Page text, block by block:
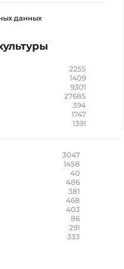
данных
2255
1409
9301
27685
394
1747
1391
3047
1458
40
486
381
468
403
86
291
333